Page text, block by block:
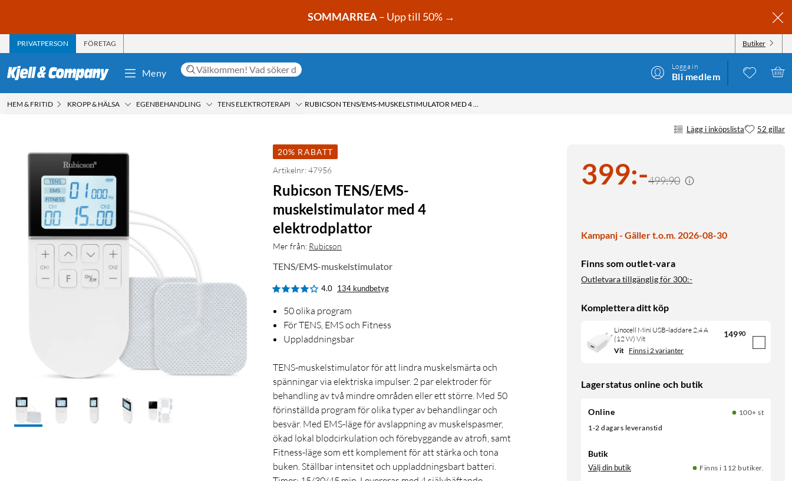
SOMMARREA– Upp till 50% →
PRIVATPERSON FÖRETAG Butiker
Meny
Logga in
Bli medlem
HEM & FRITID KROPP & HÄLSA EGENBEHANDLING TENS ELEKTROTERAPI RUBICSON TENS/EMS-MUSKELSTIMULATOR MED 4 ELEKTRODPLATTOR
Lägg i inköpslista 52 gillar
399:-499:90
Kampanj - Gäller t.o.m. 2026-08-30
Finns som outlet-vara
Outletvara tillgänglig för 300:-
Komplettera ditt köp
Linocell Mini USB-laddare 2,4 A
(12 W) Vit
14990
Vit Finns i 2 varianter
Lagerstatus online och butik
Online
100+ st
1-2 dagars leveranstid
Butik
Välj din butik Finns i 112 butiker.
20% RABATT
Artikelnr: 47956
Rubicson TENS/EMS-
muskelstimulator med 4
elektrodplattor
Mer från: Rubicson
TENS/EMS-muskelstimulator
4.0 134 kundbetyg
50 olika program
För TENS, EMS och Fitness
Uppladdningsbar
TENS-muskelstimulator för att lindra muskelsmärta och
spänningar via elektriska impulser. 2 par elektroder för
behandling av två mindre områden eller ett större. Med 50
förinställda program för olika typer av behandlingar och
besvär. Med EMS-läge för avslappning av muskelspasmer,
ökad lokal blodcirkulation och förebyggande av atrofi, samt
Fitness-läge som ett komplement för att stärka och tona
buken. Ställbar intensitet och uppladdningsbart batteri.